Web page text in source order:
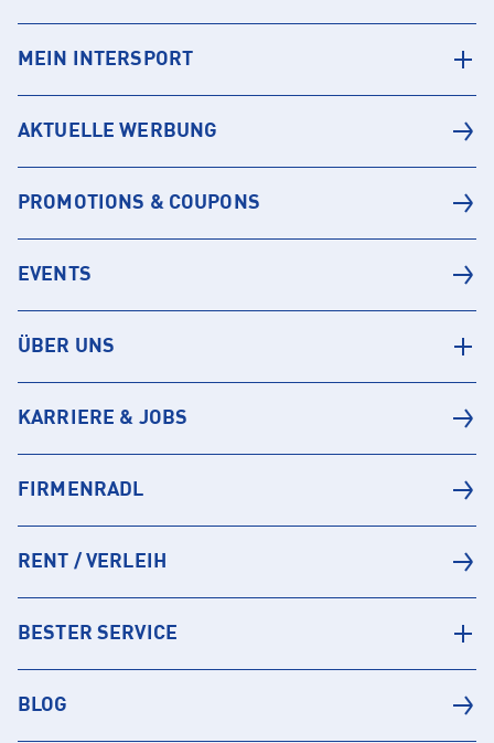
MEIN INTERSPORT
AKTUELLE WERBUNG
PROMOTIONS & COUPONS
EVENTS
ÜBER UNS
KARRIERE & JOBS
FIRMENRADL
RENT / VERLEIH
BESTER SERVICE
BLOG